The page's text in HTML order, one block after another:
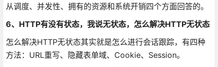
从调度、并发性、拥有的资源和系统开销四个方面回答的。
6、HTTP有没有状态，我说无状态，怎么解决HTTP无状态
怎么解决HTTP无状态其实就是怎么进行会话跟踪，有四种
方法：URL重写、隐藏表单域、Cookie、Session。